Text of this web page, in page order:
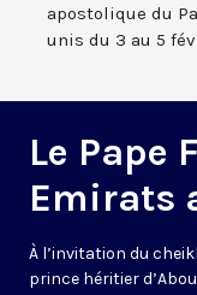
apostolique du
unis du 3 au 5
Le Pape
Emirats
À l’invitation du
prince héritier